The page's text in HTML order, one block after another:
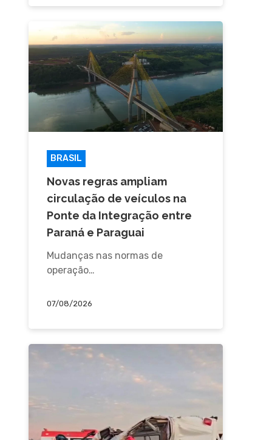
BRASIL
Novas regras ampliam
circulação de veículos na
Ponte da Integração entre
Paraná e Paraguai
Mudanças nas normas de
operação…
07/08/2026